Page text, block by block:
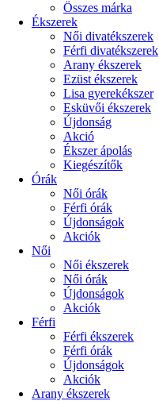
Összes márka
Ékszerek
Női divatékszerek
Férfi divatékszerek
Arany ékszerek
Ezüst ékszerek
Lisa gyerekékszer
Esküvői ékszerek
Újdonság
Akció
Ékszer ápolás
Kiegészítők
Órák
Női órák
Férfi órák
Újdonságok
Akciók
Női
Női ékszerek
Női órák
Újdonságok
Akciók
Férfi
Férfi ékszerek
Férfi órák
Újdonságok
Akciók
Arany ékszerek